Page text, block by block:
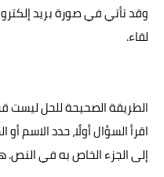
وقد تأتي في صورة بريد
لقاء.
الطريقة الصحيحة للحل ليست
اقرأ السؤال أولًا، حدد الاسم
إلى الجزء الخاص به في النص.